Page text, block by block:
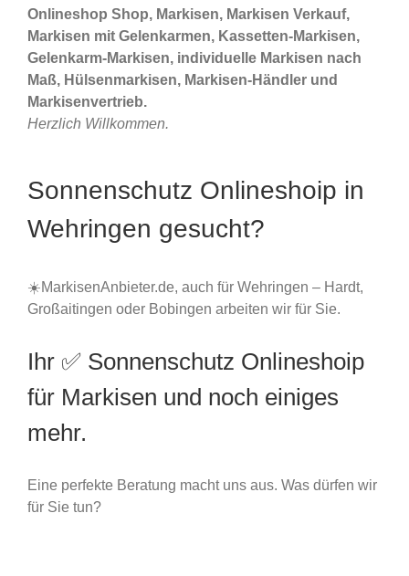
Onlineshop Shop, Markisen, Markisen Verkauf,
Markisen mit Gelenkarmen, Kassetten-Markisen,
Gelenkarm-Markisen, individuelle Markisen nach
Maß, Hülsenmarkisen, Markisen-Händler und
Markisenvertrieb.
Herzlich Willkommen.
Sonnenschutz Onlineshoip in
Wehringen gesucht?
☀️MarkisenAnbieter.de, auch für Wehringen – Hardt,
Großaitingen oder Bobingen arbeiten wir für Sie.
Ihr ✅ Sonnenschutz Onlineshoip
für Markisen und noch einiges
mehr.
Eine perfekte Beratung macht uns aus. Was dürfen wir
für Sie tun?